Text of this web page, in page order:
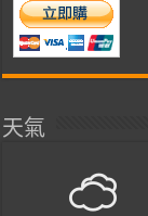
天氣